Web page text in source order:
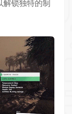
解锁独特的制